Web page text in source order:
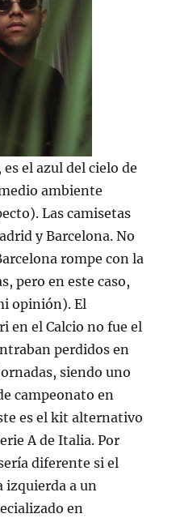
el azul del cielo de
ambiente
Las camisetas
y Barcelona. No
rompe con la
pero en este caso,
opinión). El
en el Calcio no fue el
perdidos en
siendo uno
campeonato en
es el kit alternativo
A de Italia. Por
diferente si el
izquierda a un
en